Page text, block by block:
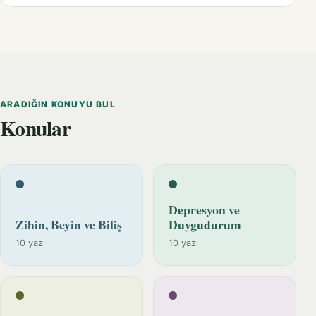
ARADIĞIN KONUYU BUL
Konular
Zihin, Beyin ve Biliş
10 yazı
Depresyon ve
Duygudurum
10 yazı